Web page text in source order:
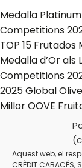
Aquest web, el
CRÈDIT
Medalla
Competitions
TOP 15
Medalla d’Or
Competitions
2025 Global
Millor OOVE
TOP 15 Afruitat
Millor